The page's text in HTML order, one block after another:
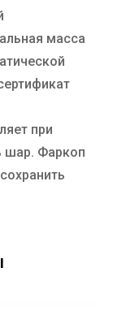
масса
при
шар. Фаркоп